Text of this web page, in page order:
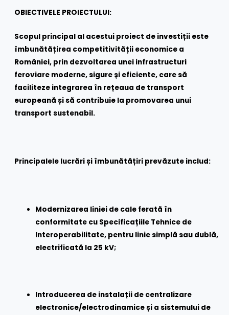
OBIECTIVELE PROIECTULUI:
Scopul principal al acestui proiect de investiții este
îmbunătățirea competitivității economice a
României, prin dezvoltarea unei infrastructuri
feroviare moderne, sigure și eficiente, care să
faciliteze integrarea în rețeaua de transport
europeană și să contribuie la promovarea unui
transport sustenabil.
Principalele lucrări și îmbunătățiri prevăzute includ:
Modernizarea liniei de cale ferată în
conformitate cu Specificațiile Tehnice de
Interoperabilitate, pentru linie simplă sau dublă,
electrificată la 25 kV;
Introducerea de instalații de centralizare
electronice/electrodinamice și a sistemului de